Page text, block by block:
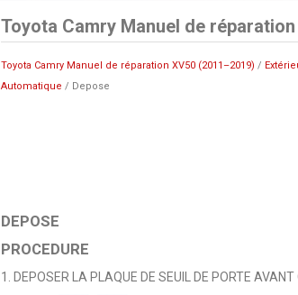
Toyota Camry Manuel de
Toyota Camry Manuel de réparation XV50 (2011–2019) /
Automatique / Depose
DEPOSE
PROCEDURE
1. DEPOSER LA PLAQUE DE SEUIL DE PORTE AVANT